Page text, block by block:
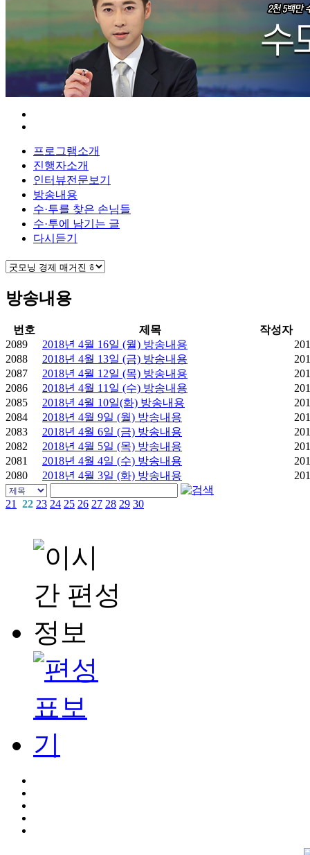
프로그램소개
진행자소개
인터뷰전문보기
방송내용
수·투를 찾은 손님들
수·투에 남기는 글
다시듣기
방송내용
번호 제목
작성자
2089
2018년 4월 16일 (월) 방송내용
2088
2018년 4월 13일 (금) 방송내용
2087
2018년 4월 12일 (목) 방송내용
2086
2018년 4월 11일 (수) 방송내용
2085
2018년 4월 10일(화) 방송내용
2084
2018년 4월 9일 (월) 방송내용
2083
2018년 4월 6일 (금) 방송내용
2082
2018년 4월 5일 (목) 방송내용
2081
2018년 4월 4일 (수) 방송내용
2080
2018년 4월 3일 (화) 방송내용
21 22 23 24 25 26 27 28 29 30